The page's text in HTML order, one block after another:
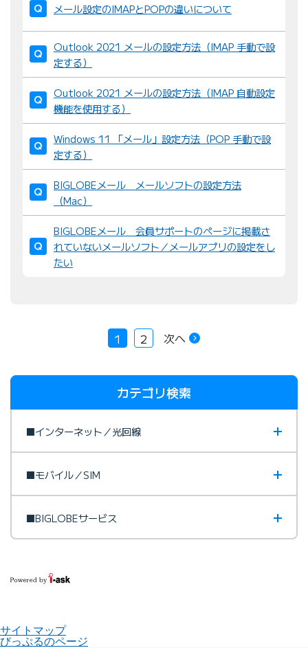
メール設定のIMAPとPOPの違いについて
Outlook 2021 メールの設定方法（IMAP 手動で設
定する）
Outlook 2021 メールの設定方法（IMAP 自動設定
機能を使用する）
Windows 11 「メール」設定方法（POP 手動で設
定する）
BIGLOBEメール メールソフトの設定方法
（Mac）
BIGLOBEメール 会員サポートのページに掲載さ
れていないメールソフト／メールアプリの設定をし
たい
1 2 次へ
カテゴリ検索
■インターネット／光回線
■モバイル／SIM
■BIGLOBEサービス
サイトマップ
びっぷるのページ